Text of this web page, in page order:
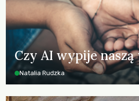
Czy AI wypije naszą
Natalia Rudzka